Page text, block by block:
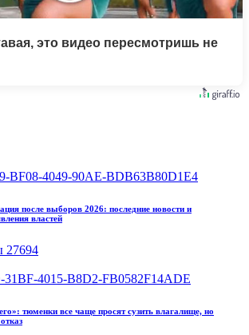
это видео пересмотришь не
после выборов 2026: последние новости и
властей
27694
тюменки все чаще просят сузить влагалище, но